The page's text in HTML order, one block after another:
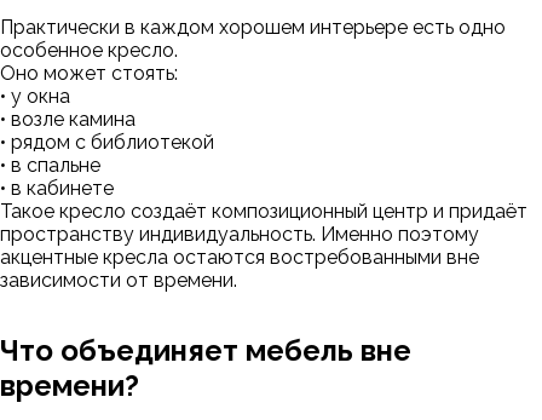
Практически в каждом хорошем интерьере есть одно
особенное кресло.
Оно может стоять:
• у окна
• возле камина
• рядом с библиотекой
• в спальне
• в кабинете
Такое кресло создаёт композиционный центр и придаёт
пространству индивидуальность. Именно поэтому
акцентные кресла остаются востребованными вне
зависимости от времени.
Что объединяет мебель вне
времени?